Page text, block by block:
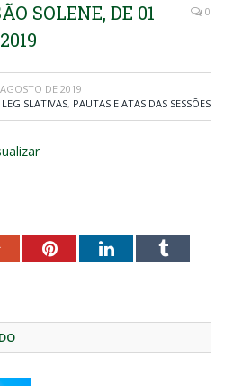
SOLENE, DE 01
0
DE 2019
, PAUTAS E ATAS DAS SESSÕES
Google+PinterestLinkedInTumblr